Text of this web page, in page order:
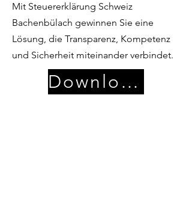
Mit Steuererklärung Schweiz
Bachenbülach gewinnen Sie eine
Lösung, die Transparenz, Kompetenz
und Sicherheit miteinander verbindet.
Download